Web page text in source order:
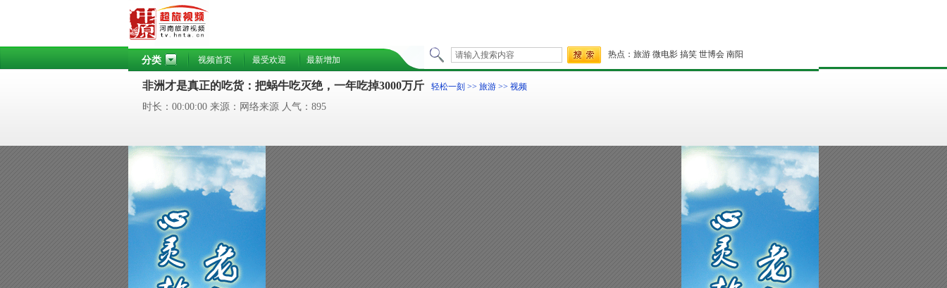
分类 视频首页 最受欢迎 最新增加
热点： 旅游 微电影 搞笑 世博会 南阳
非洲才是真正的吃货：把蜗牛吃灭绝，一年吃掉3000万斤 轻松一刻 >> 旅游 >> 视频
时长：00:00:00 来源：网络来源 人气：895